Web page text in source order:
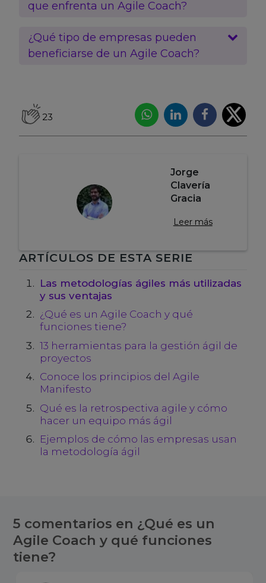
que enfrenta un Agile Coach?
¿Qué tipo de empresas pueden
beneficiarse de un Agile Coach?
23
Jorge
Clavería
Gracia
Leer más
Navegación
de
entradas
ARTÍCULOS DE ESTA SERIE
Las metodologías ágiles más utilizadas
y sus ventajas
¿Qué es un Agile Coach y qué
funciones tiene?
13 herramientas para la gestión ágil de
proyectos
Conoce los principios del Agile
Manifesto
Qué es la retrospectiva agile y cómo
hacer un equipo más ágil
Ejemplos de cómo las empresas usan
la metodología ágil
5 comentarios en ¿Qué es un
Agile Coach y qué funciones
tiene?